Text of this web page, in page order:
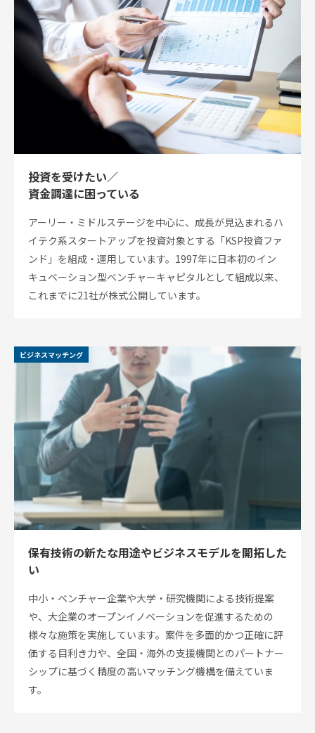
ビジ
ネス
イノ
ベー
ショ
レー
ンプ
ログ
そ
の
の
ハ
ン
支
援
医療
産業
化支
援
入
居
企
投
資
先
投資を受けたい／
資金調達に困っている
アーリー・ミドルステージを中心に、成長が見込まれるハ
イテク系スタートアップを投資対象とする「KSP投資ファ
ンド」を組成・運用しています。1997年に日本初のイン
キュベーション型ベンチャーキャピタルとして組成以来、
これまでに21社が株式公開しています。
ビジネスマッチング
保有技術の新たな用途やビジネスモデルを開拓した
い
中小・ベンチャー企業や大学・研究機関による技術提案
や、大企業のオープンイノベーションを促進するための
様々な施策を実施しています。案件を多面的かつ正確に評
価する目利き力や、全国・海外の支援機関とのパートナー
シップに基づく精度の高いマッチング機構を備えていま
す。